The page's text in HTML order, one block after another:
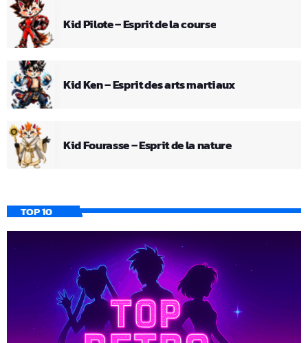
Kid Pilote – Esprit de la course
Kid Ken – Esprit des arts martiaux
Kid Fourasse – Esprit de la nature
TOP 10